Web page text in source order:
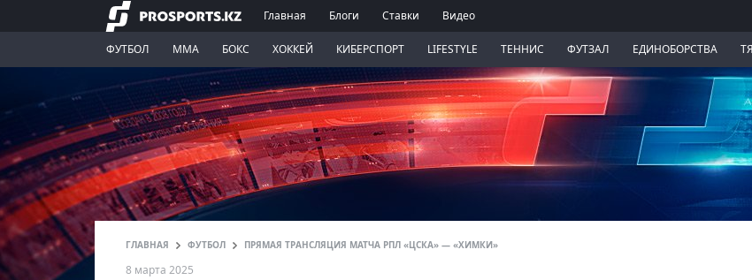
Главная Блоги Ставки Видео
ФУТБОЛ ММА БОКС ХОККЕЙ КИБЕРСПОРТ LIFESTYLE ТЕННИС ФУТЗАЛ ЕДИНОБОРСТВА
ГЛАВНАЯ ФУТБОЛ ПРЯМАЯ ТРАНСЛЯЦИЯ МАТЧА РПЛ «ЦСКА» — «ХИМКИ»
8 марта 2025